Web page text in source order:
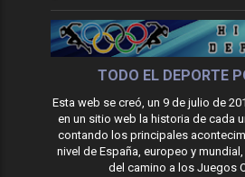
TODO EL DEPORTE
Esta web se creó, un 9 de julio de
en un sitio web la historia de cada
contando los principales
nivel de España, europeo y
del camino a los Juegos